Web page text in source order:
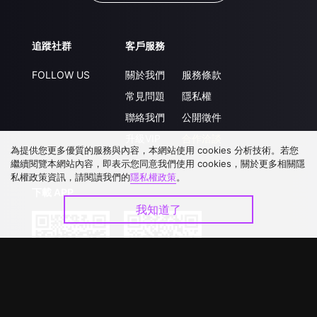
追蹤社群
FOLLOW US
客戶服務
關於我們
常見問題
聯絡我們
服務條款
隱私權
公開徵件
為提供您更多優質的服務與內容，本網站使用 cookies 分析技術。若您
繼續閱覽本網站內容，即表示您同意我們使用 cookies，關於更多相關隱
私權政策資訊，請閱讀我們的隱私權政策。
我知道了